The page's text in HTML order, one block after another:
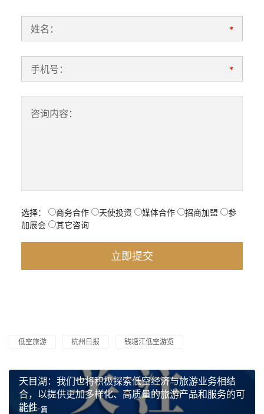
姓名： *
手机号： *
咨询内容：
选择： 商务合作 天使投资 媒体合作 招商加盟
参
加展会
其它咨询
低空旅游 杭州日报 钱塘江低空游览
天目湖：我们也将积极探索低空经济与旅游业务相结
合，以提供更加多样化、高质量的旅游产品和服务的可
能性
上一篇